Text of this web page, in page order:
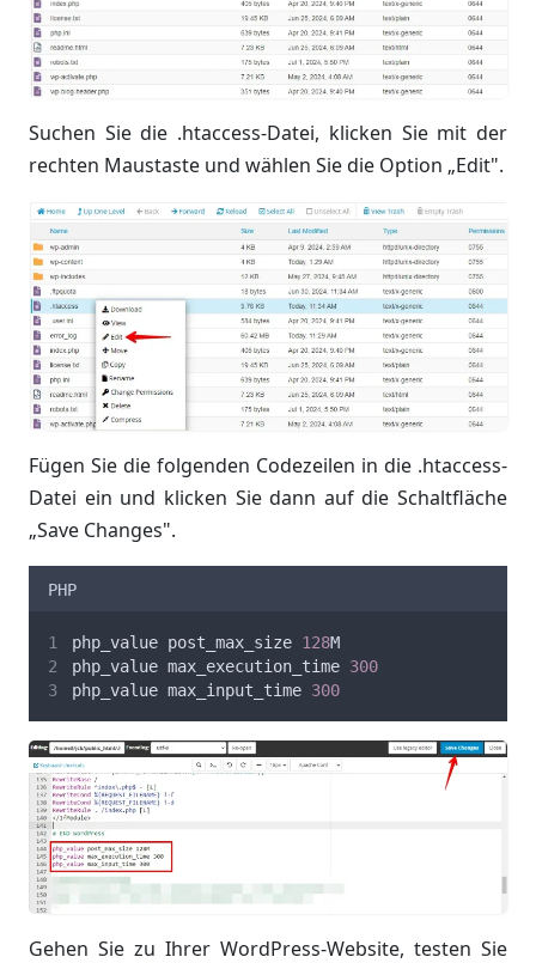
Suchen Sie die .htaccess-Datei, klicken Sie mit der
rechten Maustaste und wählen Sie die Option „Edit".
Fügen Sie die folgenden Codezeilen in die .htaccess-
Datei ein und klicken Sie dann auf die Schaltfläche
„Save Changes".
PHP
php_value post_max_size 128M
php_value max_execution_time 300
php_value max_input_time 300
Gehen Sie zu Ihrer WordPress-Website, testen Sie